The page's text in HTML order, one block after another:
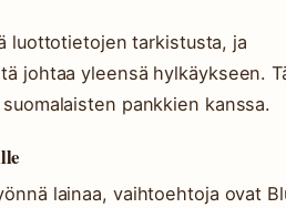
luottotietojen tarkistusta, ja
johtaa yleensä hylkäykseen.
pankkien kanssa.
lainaa, vaihtoehtoja ovat